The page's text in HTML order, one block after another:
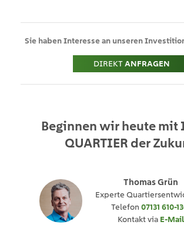
Sie haben Interesse an unseren
DIREKTANFRAGEN
Beginnen wir heute mit
QUARTIER der
Thomas Grün
Experte
Telefon 07131 610-
Kontakt via E-Mail